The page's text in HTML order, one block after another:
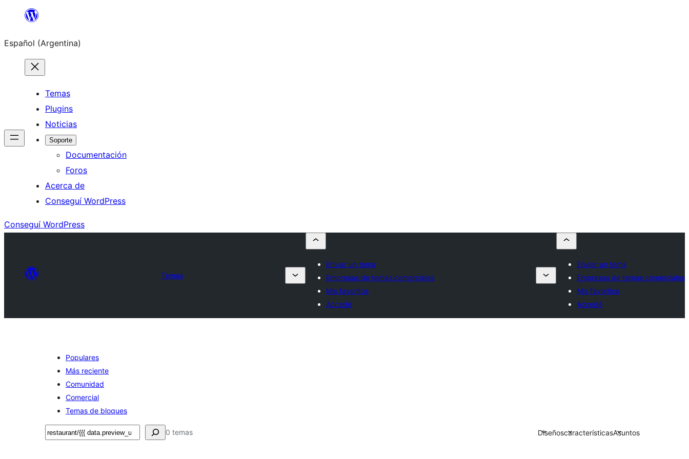
Saltar
contenido
Español (Argentina)
Temas
Plugins
Noticias
Soporte
Documentación
Foros
Acerca de
Conseguí WordPress
Conseguí WordPress
Temas
Enviar un tema
Empresas de temas comerciales
Mis favoritos
Accedé
Enviar un tema
Empresas de temas comerciales
Mis favoritos
Accedé
Populares
Más reciente
Comunidad
Comercial
Temas de bloques
Buscar 0 temas DiseñoscaracterísticasAsuntos